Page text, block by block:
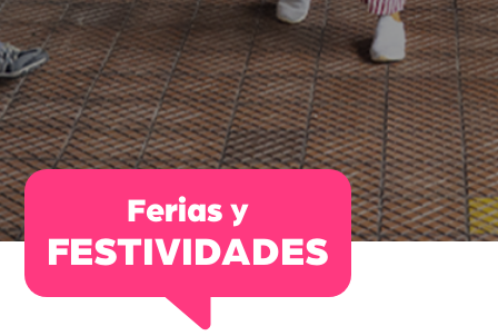
Ferias y
FESTIVIDADES